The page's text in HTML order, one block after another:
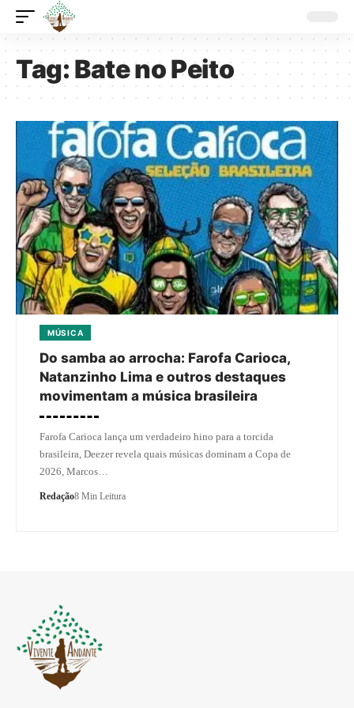
Tag:Bate no Peito
MÚSICA
Do samba ao arrocha: Farofa Carioca,
Natanzinho Lima e outros destaques
movimentam a música brasileira
Farofa Carioca lança um verdadeiro hino para a torcida
brasileira, Deezer revela quais músicas dominam a Copa de
2026, Marcos…
Redação8 Min Leitura